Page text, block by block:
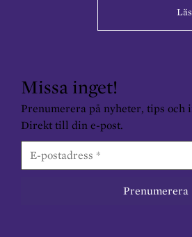
Missa inget!
Prenumerera på nyheter, tips och
Direkt till din e-post.